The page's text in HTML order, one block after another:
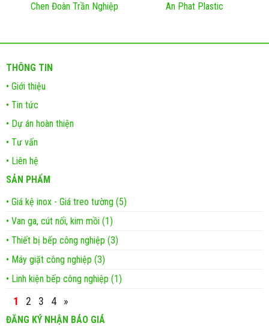
Chen Đoàn Trần Nghiệp An Phat Plastic
THÔNG TIN
• Giới thiệu
• Tin tức
• Dự án hoàn thiện
• Tư vấn
• Liên hệ
SẢN PHẨM
• Giá kệ inox - Giá treo tường (5)
• Van ga, cút nối, kim mồi (1)
• Thiết bị bếp công nghiệp (3)
• Máy giặt công nghiệp (3)
• Linh kiện bếp công nghiệp (1)
1 2 3 4 »
ĐĂNG KÝ NHẬN BÁO GIÁ